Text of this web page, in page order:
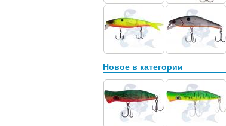
Новое в категории